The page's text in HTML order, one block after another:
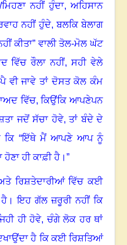
ਨਹੀਂ ਹੁੰਦਾ, ਅਹਿਸਾਨ
ਨਹੀਂ ਹੁੰਦੇ,ਬਲਕਿ ਬੇਲਾਗ
ਕੀਤਾ” ਵਾਲੀ ਤੋਲ-ਮੋਲ ਘੱਟ
ਵਿੱਚ ਰੌਲਾ ਨਹੀਂ,ਸਹੀ ਵੇਲੇ
ਵੀ ਜਾਵੇ ਤਾਂ ਦੋਸਤ ਕੋਲ ਕੰਮ
ਵਿੱਚ,ਕਿਉਂਕਿ ਆਪਣੇਪਨ
ਜਦੋਂ ਸੱਚਾ ਹੋਵੇ,ਤਾਂ ਬੰਦੇ ਦੇ
ਕਿ “ਇੱਥੇ ਮੈਂ ਆਪਣੇ ਆਪ ਨੂੰ
ਹੀ ਕਾਫ਼ੀ ਹੈ।”
ਰਿਸ਼ਤੇਦਾਰੀਆਂ ਵਿੱਚ ਕਈ
ਇਹ ਗੱਲ ਜ਼ਰੂਰੀ ਨਹੀਂ ਕਿ
ਹੀ ਹੋਵੇ, ਚੰਗੇ ਲੋਕ ਹਰ ਥਾਂ
ਹੈ ਕਿ ਕਈ ਰਿਸ਼ਤਿਆਂ